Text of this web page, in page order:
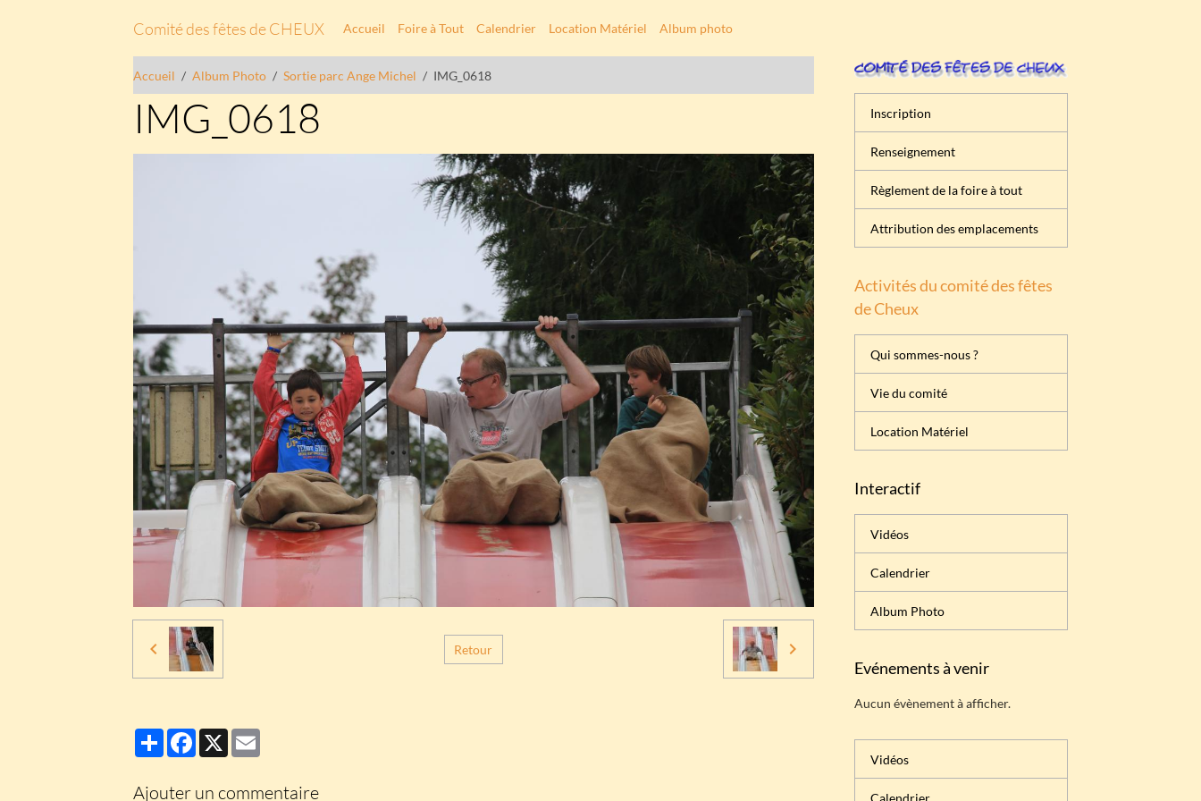
Comité des fêtes de CHEUX Accueil Foire à Tout Calendrier Location Matériel Album photo
Accueil Album Photo Sortie parc Ange Michel IMG_0618
IMG_0618
Retour
PartagerFacebook
X
Ajouter un commentaire
Inscription
Renseignement
Règlement de la foire à tout
Attribution des emplacements
Activités du comité des fêtes
de Cheux
Qui sommes-nous ?
Vie du comité
Location Matériel
Interactif
Vidéos
Calendrier
Album Photo
Evénements à venir
Aucun évènement à afficher.
Vidéos
Calendrier